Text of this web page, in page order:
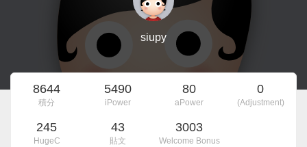
siupy
8644
積分
5490
iPower
80
aPower
0
(Adjustment)
245
HugeC
43
貼文
3003
Welcome Bonus